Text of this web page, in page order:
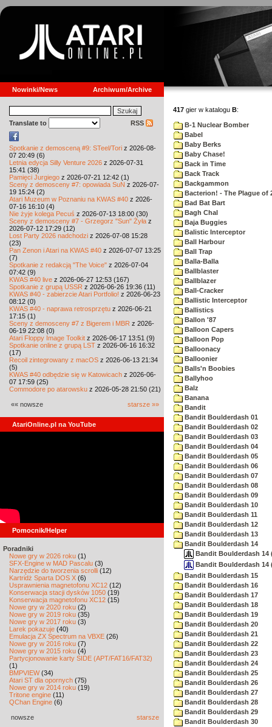
Nowinki/News Archiwum/Archive
Translate to RSS
Spotkanie z demosceną #9: STeel/Tori z 2026-08-
07 20:49 (6)
Letnia edycja Silly Venture 2026 z 2026-07-31
15:41 (38)
Pamięci Jurgiego z 2026-07-21 12:42 (1)
Sceny z demosceny #7: opowiada SuN z 2026-07-
19 15:24 (2)
Atari Muzeum w Poznaniu na KWAS #40 z 2026-
07-16 16:10 (4)
Nie żyje kolega Pecuś z 2026-07-13 18:00 (30)
Sceny z demosceny #7 - Grzegorz "Sun" Żyła z
2026-07-12 17:29 (12)
Lost Party 2026 nadchodzi z 2026-07-08 15:28
(23)
Pan Zenon i Atari na KWAS #40 z 2026-07-07 13:25
(7)
Spotkanie z redakcją "The Voice" z 2026-07-04
07:42 (9)
KWAS #40 live z 2026-06-27 12:53 (167)
Spotkanie z grupą USSR z 2026-06-26 19:36 (11)
KWAS #40 - zabierzcie Atari Portfolio! z 2026-06-23
08:12 (0)
KWAS #40 - naprawa retrosprzętu z 2026-06-21
17:15 (1)
Sceny z demosceny #7 z Bigerem i MBR z 2026-
06-19 22:08 (0)
Atari Floppy Image Toolkit z 2026-06-17 13:51 (9)
Spotkanie online z grupą LST z 2026-06-16 16:32
(17)
Recoil zintegrowany z macOS z 2026-06-13 21:34
(5)
KWAS #40 odbędzie się w Katowicach z 2026-06-
07 17:59 (25)
Commodore po atarowsku z 2026-05-28 21:50 (21)
«« nowsze starsze »»
AtariOnline.pl na YouTube
Pomocnik/Helper
Poradniki
Nowe gry w 2026 roku (1)
SFX-Engine w MAD Pascalu (3)
Narzędzie do tworzenia scrolli (12)
Kartridż Sparta DOS X (6)
Usprawnienia magnetofonu XC12 (12)
Konserwacja stacji dysków 1050 (19)
Konserwacja magnetofonu XC12 (15)
Nowe gry w 2020 roku (2)
Nowe gry w 2019 roku (35)
Nowe gry w 2017 roku (3)
Larek pokazuje (40)
Emulacja ZX Spectrum na VBXE (26)
Nowe gry w 2016 roku (7)
Nowe gry w 2015 roku (4)
Partycjonowanie karty SIDE (APT/FAT16/FAT32)
(1)
BMPVIEW(34)
Atari ST dla opornych (75)
Nowe gry w 2014 roku (19)
Tritone engine (11)
QChan Engine (6)
nowsze starsze
417 gier w katalogu B:
B-1 Nuclear Bomber
Babel
Baby Berks
Baby Chase!
Back in Time
Back Track
Backgammon
Bacterion! - The Plague of
Bad Bat Bart
Bagh Chal
Baja Buggies
Balistic Interceptor
Ball Harbour
Ball Trap
Balla-Balla
Ballblaster
Ballblazer
Ball-Cracker
Ballistic Interceptor
Ballistics
Ballon '87
Balloon Capers
Balloon Pop
Balloonacy
Balloonier
Balls'n Boobies
Ballyhoo
Balz
Banana
Bandit
Bandit Boulderdash 01
Bandit Boulderdash 02
Bandit Boulderdash 03
Bandit Boulderdash 04
Bandit Boulderdash 05
Bandit Boulderdash 06
Bandit Boulderdash 07
Bandit Boulderdash 08
Bandit Boulderdash 09
Bandit Boulderdash 10
Bandit Boulderdash 11
Bandit Boulderdash 12
Bandit Boulderdash 13
Bandit Boulderdash 14
Bandit Boulderdash 14
Bandit Boulderdash 14
Bandit Boulderdash 15
Bandit Boulderdash 16
Bandit Boulderdash 17
Bandit Boulderdash 18
Bandit Boulderdash 19
Bandit Boulderdash 20
Bandit Boulderdash 21
Bandit Boulderdash 22
Bandit Boulderdash 23
Bandit Boulderdash 24
Bandit Boulderdash 25
Bandit Boulderdash 26
Bandit Boulderdash 27
Bandit Boulderdash 28
Bandit Boulderdash 29
Bandit Boulderdash 30